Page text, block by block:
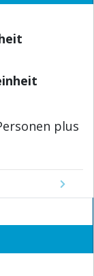
plus
Next